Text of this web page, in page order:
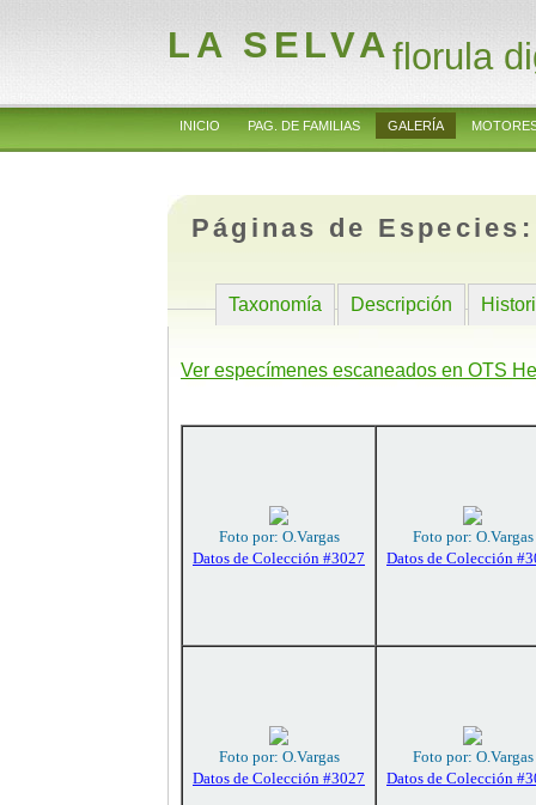
LA SELVAflorula
INICIO PAG. DE FAMILIAS GALERÍA
Páginas de
Taxonomía Descripción
Ver especímenes escaneados en OTS
Foto por: O.Vargas
Datos de Colección #3027
Foto por: O.Vargas
Datos de Colección
Foto por: O.Vargas
Datos de Colección #3027
Foto por: O.Vargas
Datos de Colección